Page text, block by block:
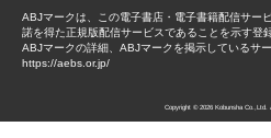
ABJマークは、この電子書店・電子書籍配信サー
諾を得た正規版配信サービスであることを示す登
ABJマークの詳細、ABJマークを掲示しているサ
https://aebs.or.jp/
Copyright © 2026 Kobunsha Co.,Ltd.